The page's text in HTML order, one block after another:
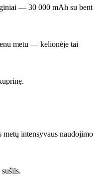
— 30 000 mAh su bent
metu — kelionėje tai
intensyvaus naudojimo